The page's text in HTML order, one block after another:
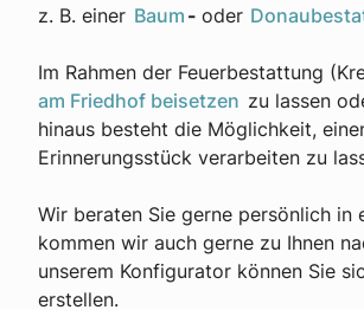
z. B. einer Baum - oder
Im Rahmen der Feuerbestattung
am Friedhof beisetzen zu lassen
hinaus besteht die Möglichkeit,
Erinnerungsstück verarbeiten zu
Wir beraten Sie gerne persönlich in
kommen wir auch gerne zu Ihnen
unserem Konfigurator können Sie
erstellen.